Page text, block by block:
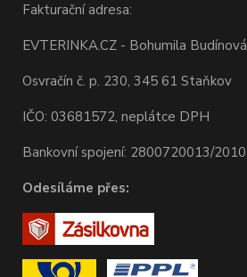
Fakturační adresa:
EVTERINKA.CZ - Bohumila Budínová
Osvračín č. p. 230, 345 61 Staňkov
IČO: 03681572, neplátce DPH
Bankovní spojení: 2800720013/2010
Odesíláme přes: